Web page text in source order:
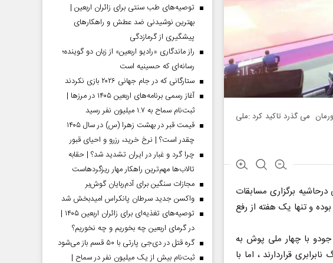
می گذرد تاکید کرد :ملی
برگزاری مسابقات
با ۴ سال تعلیق روبرو بوده و تنها یک هفته از رفع
با چهار ملی پوش به
قراردارند ، اما با
توصیه‌های طب سنتی برای زائران اربعین |
بهترین نوشیدنی ضد عطش و راهکارهای
پیشگیری از گرمازدگی
راز ماندگاری «رادیو اربعین» از زبان دو گوینده؛
رسانه‌ای که حسینیه است
ستارگانی که در جام جهانی ۲۰۲۶ بازی نکردند
آغاز رسمی برنامه‌های اربعین ۱۴۰۵ در مرز‌ها |
ثبت‌نام سماح به ۱.۷ میلیون نفر رسید
قیمت قبر در بهشت زهرا (س) در سال ۱۴۰۵
چقدر است؟ | نرخ خرید، رزرو و احیای قبور
چرا گرد و غبار در ایران تشدید شد؟ | حقابه
تالاب‌ها مهم‌ترین راهکار مهار ریزگردهاست
مجازات سنگین برای آدم‌ربایان گوش‌بر
واکسن جدید سرطان پانکراس امیدبخش شد
توصیه‌های تغذیه‌ای برای زائران اربعین ۱۴۰۵ |
در گرمای اربعین چه بخوریم و چه نخوریم؟
گره قتل در دی‌جی پارتی با ۵۰ قسم باز می‌شود
ثبت‌نام بیش از یک میلیون نفر در سماح |